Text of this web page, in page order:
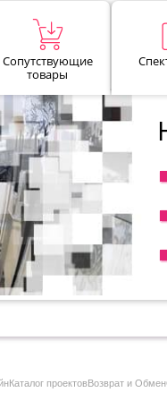
Сопутствующие
товары
Каталог проектовВозврат и Обмен